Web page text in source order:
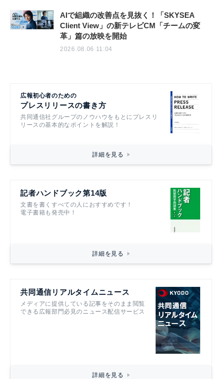
AIで組織の改善点を見抜く！「SKYSEA
Client View」の新テレビCM「チームの変
革」篇の放映を開始
2026.08.06 11:04
広報初心者のための
プレスリリースの書き方
共同通信社グループのノウハウをもとにプレスリ
リースの基本的なポイントを解説！
詳細を見る
記者ハンドブック第14版
文書を書くすべての人におすすめです！
電子書籍も発売中！
詳細を見る
共同通信リアルタイムニュース
メディアに提供している記事をそのまま閲覧
できる広報部門必見のニュース配信サービス
詳細を見る